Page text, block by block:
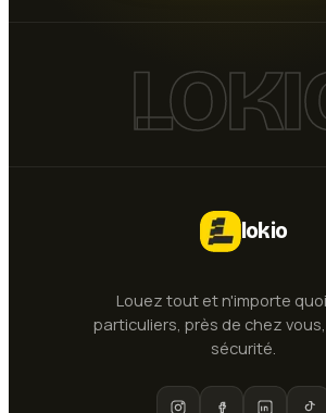
lokio
Louez tout et n'importe
particuliers, près de chez
sécurité.